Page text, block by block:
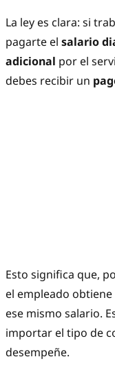
La ley es clara: si
pagarte el salario
adicional por el
debes recibir un
Esto significa que,
el empleado
ese mismo salario.
importar el tipo de
desempeñe.